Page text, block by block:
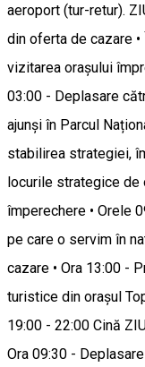
aeroport (tur-retur).
din oferta de cazare
vizitarea orașului
03:00 - Deplasare
ajunși în Parcul
stabilirea strategiei,
locurile strategice de
împerechere • Orele
pe care o servim în
cazare • Ora 13:00 -
turistice din orașul
19:00 - 22:00 Cină
Ora 09:30 -